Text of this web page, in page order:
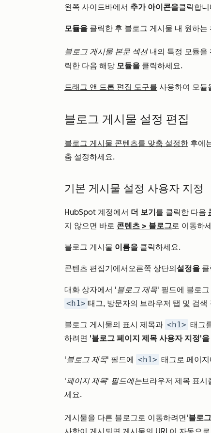
왼쪽 사이드바에서 추가 아이콘을클릭합
모듈을 클릭한 후 블로그 게시물 내 원하
블로그 게시물 본문 섹션 내의 특정 모듈을
릭한 다음 해당 모듈을 클릭하세요.
드래그 앤 드롭 편집 도구를 사용하여 모듈
블로그 게시물 설정 편집
블로그 게시물 콘텐츠를 맞춤 설정한 후에
춤 설정하세요.
기본 게시물 설정 사용자 지정
HubSpot 계정에서 더 보기를 클릭한 다음
지 않으면 바로 콘텐츠 > 블로그로 이동하
블로그 게시물 이름을 클릭하세요.
콘텐츠 편집기에서오른쪽 상단의설정을
대화 상자에서 '블로그 제목' 필드에 블로그
<h1> 태그, 방문자의 브라우저 탭 및 검색
블로그 게시물의 표시 제목과 <h1> 태그
하려면 '블로그 페이지 제목 사용자 지정'을
'블로그 제목' 필드에 <h1> 태그로 페이
'페이지 제목' 필드에는브라우저 제목 표시
세요.
게시물을 다른 블로그로 이동하려면'블로